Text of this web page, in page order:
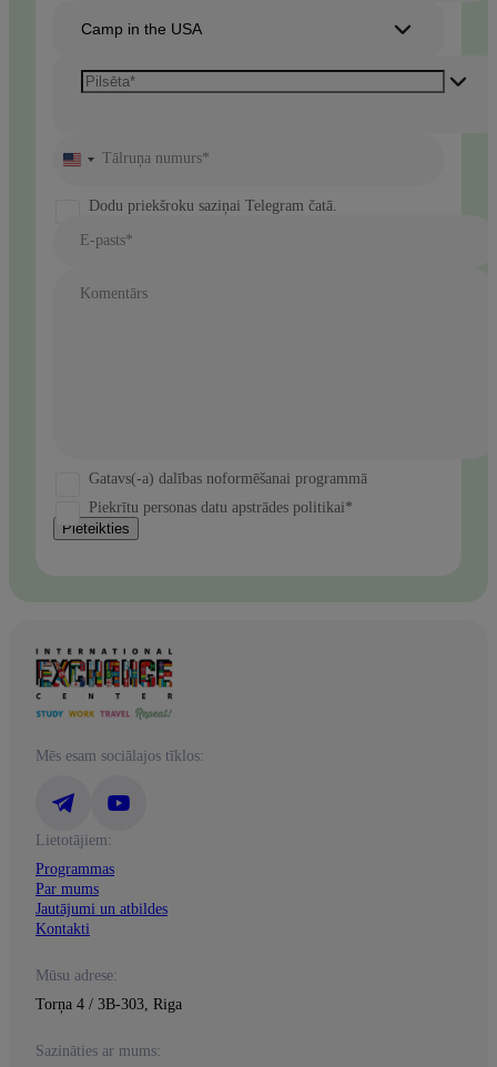
Camp in the USA
United
+1
Tālruņa numurs*
Dodu priekšroku saziņai Telegram čatā.
E-pasts*
Komentārs
Gatavs(-a) dalības noformēšanai programmā
Piekrītu personas datu apstrādes politikai*
Pieteikties
Mēs esam sociālajos tīklos:
Lietotājiem:
Programmas
Par mums
Jautājumi un atbildes
Kontakti
Mūsu adrese:
Torņa 4 / 3B-303, Riga
Sazināties ar mums: